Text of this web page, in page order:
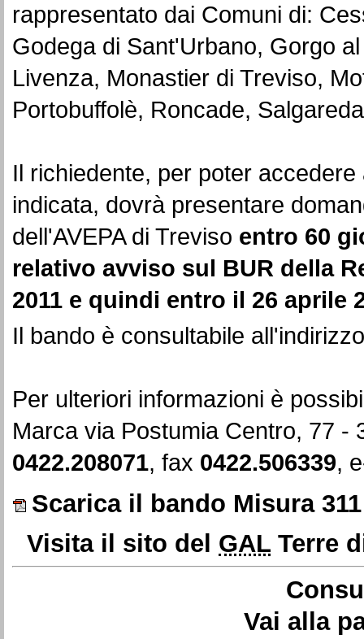
rappresentato dai Comuni di:
Godega di Sant'Urbano, Gorgo
Livenza, Monastier di Treviso,
Portobuffolè, Roncade,
Il richiedente, per poter
indicata, dovrà presentare
dell'AVEPA di Treviso entro 60
relativo avviso sul BUR della
2011 e quindi entro il 26 aprile
Il bando è consultabile
Per ulteriori informazioni è
Marca via Postumia Centro, 77 -
0422.208071, fax 0422.506339,
Scarica il bando Misura
Visita il sito del GAL Terre
Vai alla